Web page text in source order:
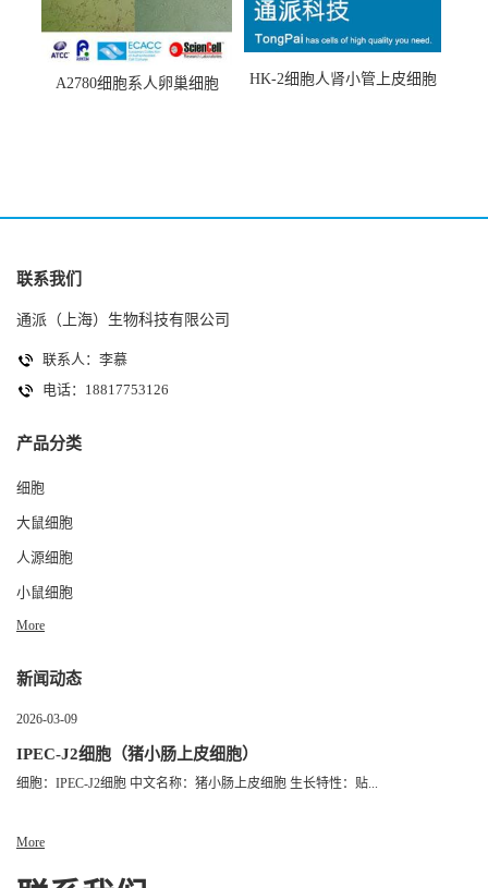
A2780细胞系人卵巢细胞
HK-2细胞人肾小管上皮细胞
联系我们
通派（上海）生物科技有限公司
联系人：李慕
电话：18817753126
产品分类
细胞
大鼠细胞
人源细胞
小鼠细胞
More
新闻动态
2026-03-09
IPEC-J2细胞（猪小肠上皮细胞）
细胞：IPEC-J2细胞 中文名称：猪小肠上皮细胞 生长特性：贴...
More